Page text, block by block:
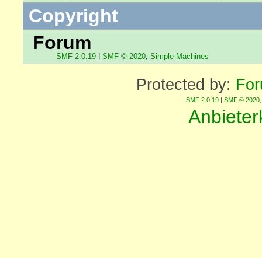
Copyright
Forum
SMF 2.0.19| SMF © 2020, Simple Machines
Protected by:
SMF 2.0.19 | SMF © 2020